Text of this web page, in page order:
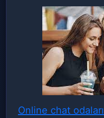
Online chat odaları